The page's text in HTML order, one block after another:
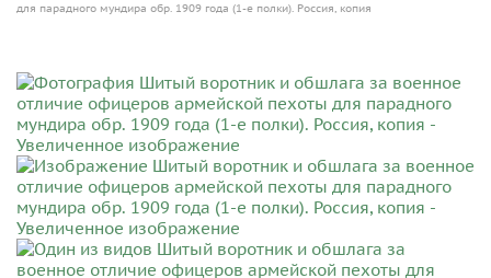
для парадного мундира обр. 1909 года (1-е полки). Россия, копия